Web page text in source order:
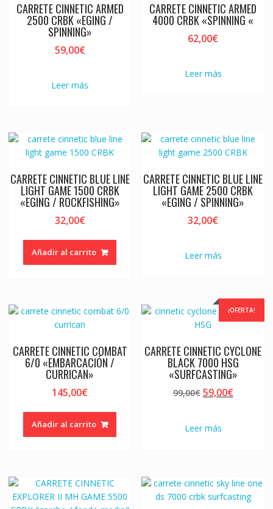
CARRETE CINNETIC ARMED
2500 CRBK «EGING /
SPINNING»
59,00€
Leer más
CARRETE CINNETIC ARMED
4000 CRBK «SPINNING «
62,00€
Leer más
CARRETE CINNETIC BLUE LINE
LIGHT GAME 1500 CRBK
«EGING / ROCKFISHING»
32,00€
Añadir al carrito
CARRETE CINNETIC BLUE LINE
LIGHT GAME 2500 CRBK
«EGING / SPINNING»
32,00€
Leer más
CARRETE CINNETIC COMBAT
6/0 «EMBARCACIÓN /
CURRICAN»
145,00€
Añadir al carrito
¡OFERTA!
CARRETE CINNETIC CYCLONE
BLACK 7000 HSG
«SURFCASTING»
99,00€ El
era:
59,00€El
Leer más